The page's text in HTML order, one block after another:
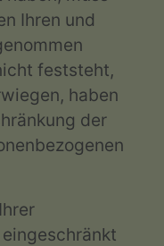
Ihren und
feststeht,
haben
der